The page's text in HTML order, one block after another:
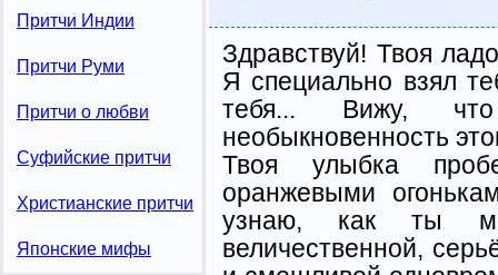
Притчи Индии
Притчи Руми
Притчи о любви
Суфийские притчи
Христианские притчи
Японские мифы
Здравствуй! Твоя
Я специально взял
тебя... Вижу,
необыкновенность
Твоя улыбка
оранжевыми
узнаю, как ты
величественной,